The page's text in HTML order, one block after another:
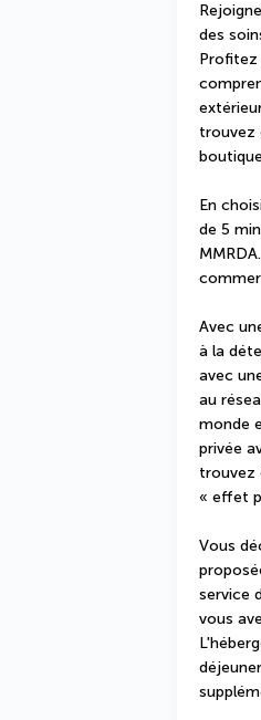
des
Profitez
trouvez
En
de 5
Avec
à la
avec
au
monde
privée
trouvez
« effet
Vous
service
vous